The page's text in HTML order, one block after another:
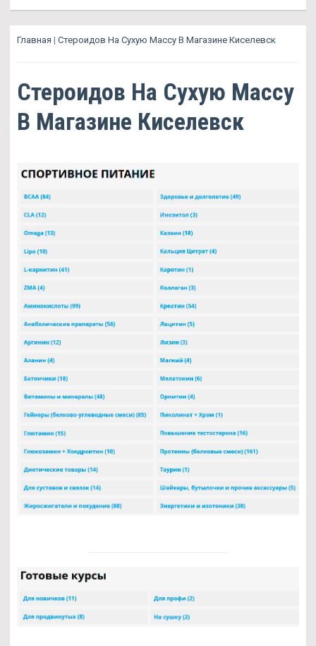
Главная | Стероидов На Сухую Массу В Магазине Киселевск
Стероидов На Сухую Массу
В Магазине Киселевск